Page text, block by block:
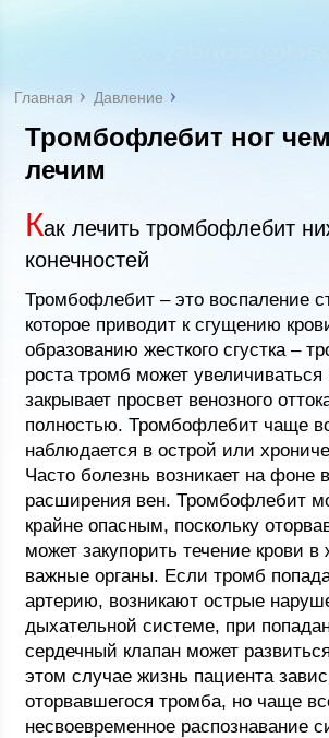
Главная Давление
Тромбофлебит ног
лечим
Как лечить тромбофлебит
конечностей
Тромбофлебит – это воспаление
которое приводит к сгущению
образованию жесткого сгустка –
роста тромб может
закрывает просвет венозного
полностью. Тромбофлебит чаще
наблюдается в острой или
Часто болезнь возникает на фоне
расширения вен. Тромбофлебит
крайне опасным, поскольку
может закупорить течение крови в
важные органы. Если тромб
артерию, возникают острые
дыхательной системе, при
сердечный клапан может
этом случае жизнь пациента
оторвавшегося тромба, но чаще
несвоевременное распознавание